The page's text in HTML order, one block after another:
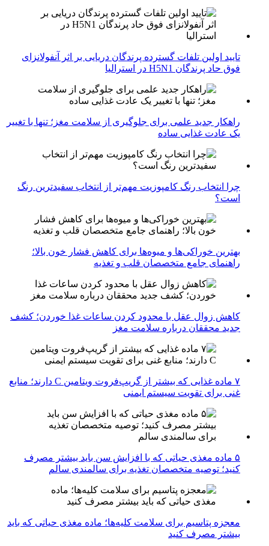
تایید اولین تلفات گسترده پرندگان دریایی بر اثر آنفولانزای
فوق حاد پرندگان H5N1 در استرالیا
راهکار جدید علمی برای جلوگیری از سلامت مغز؛ تنها با تغییر
یک عادت غذایی ساده
چرا انتخاب رنگ کامپوزیت مهم‌تر از انتخاب سفیدترین رنگ
است؟
بهترین خوراکی‌ها و میوه‌ها برای کاهش فشار خون بالا؛
راهنمای جامع متخصصان قلب و تغذیه
کاهش زوال عقل با محدود کردن ساعات غذا خوردن؛ کشف
جدید محققان درباره سلامت مغز
۷ ماده غذایی که بیشتر از گریپ‌فروت ویتامین C دارند؛ منابع
غنی برای تقویت سیستم ایمنی
۵ ماده مغذی حیاتی که با افزایش سن باید بیشتر مصرف
کنید؛ توصیه متخصصان تغذیه برای سالمندی سالم
معجزه پتاسیم برای سلامت کلیه‌ها؛ ماده مغذی حیاتی که باید
بیشتر مصرف کنید